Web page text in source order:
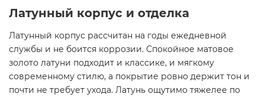
Латунный корпус и отделка
Латунный корпус рассчитан на годы ежедневной
службы и не боится коррозии. Спокойное матовое
золото латуни подходит и классике, и мягкому
современному стилю, а покрытие ровно держит тон и
почти не требует ухода. Латунь ощутимо тяжелее по